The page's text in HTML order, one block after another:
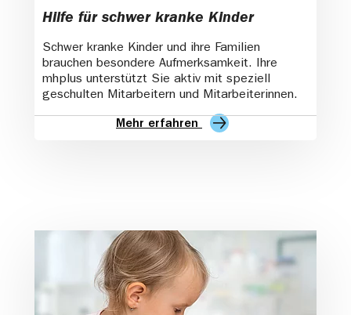
Hilfe für schwer kranke Kinder
Schwer kranke Kinder und ihre Familien
brauchen besondere Aufmerksamkeit. Ihre
mhplus unterstützt Sie aktiv mit speziell
geschulten Mitarbeitern und Mitarbeiterinnen.
Mehr erfahren